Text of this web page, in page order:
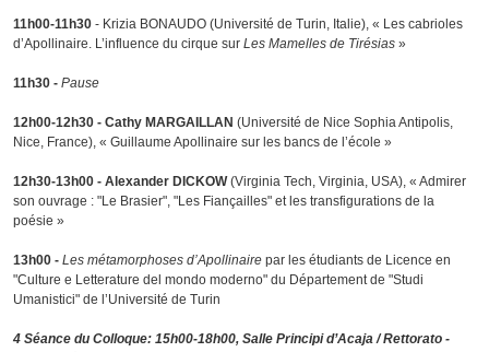
11h00-11h30 - Krizia BONAUDO (Université de Turin, Italie), « Les cabrioles
d’Apollinaire. L’influence du cirque sur Les Mamelles de Tirésias »
11h30 - Pause
12h00-12h30 - Cathy MARGAILLAN (Université de Nice Sophia Antipolis,
Nice, France), « Guillaume Apollinaire sur les bancs de l’école »
12h30-13h00 - Alexander DICKOW(Virginia Tech, Virginia, USA), « Admirer
son ouvrage : "Le Brasier", "Les Fiançailles" et les transfigurations de la
poésie »
13h00 - Les métamorphoses d’Apollinaire par les étudiants de Licence en
"Culture e Letterature del mondo moderno" du Département de "Studi
Umanistici" de l’Université de Turin
4 Séance du Colloque: 15h00-18h00, Salle Principi d’Acaja / Rettorato -